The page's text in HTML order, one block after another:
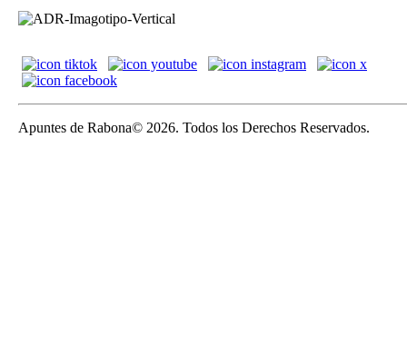
Apuntes de Rabona© 2026. Todos los Derechos Reservados.